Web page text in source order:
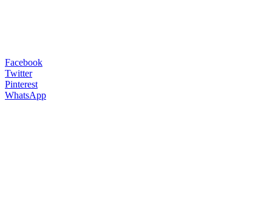
Facebook
Twitter
Pinterest
WhatsApp